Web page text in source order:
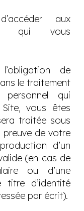
aux
qui vous
de
le traitement
qui
vous êtes
traitée sous
preuve de votre
d’un
(en cas de
ou d’une
titre d’identité
par écrit).